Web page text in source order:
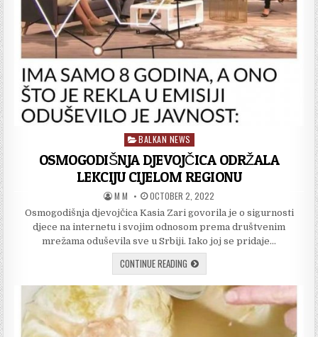
Posted
in
BALKAN NEWS
OSMOGODIŠNJA DJEVOJČICA ODRŽALA
LEKCIJU CIJELOM REGIONU
AUTHOR:
M M PUBLISHED
DATE:
OCTOBER 2, 2022
Osmogodišnja djevojčica Kasia Zari govorila je o sigurnosti
djece na internetu i svojim odnosom prema društvenim
mrežama oduševila sve u Srbiji. Iako joj se pridaje…
CONTINUE READINGOSMOGODIŠNJA
DJEVOJČICA
LEKCIJU
CIJELOM
REGIONU